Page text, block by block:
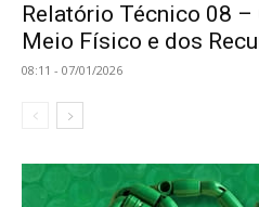
Relatório Técnico 08
Meio Físico e dos
08:11 - 07/01/2026